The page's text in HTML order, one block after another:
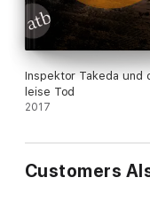
Inspektor Takeda und
leise Tod
2017
Customers